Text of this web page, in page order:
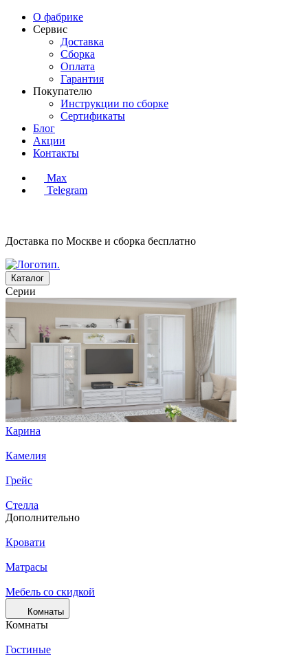
О фабрике
Сервис
Доставка
Сборка
Оплата
Гарантия
Покупателю
Инструкции по сборке
Сертификаты
Блог
Акции
Контакты
Max
Telegram
Доставка по Москве и сборка бесплатно
Каталог
Серии
Карина
Камелия
Грейс
Стелла
Дополнительно
Кровати
Матрасы
Мебель со скидкой
Комнаты
Комнаты
Гостиные